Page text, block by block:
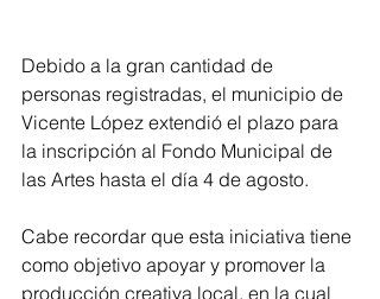
Debido a la gran cantidad de
personas registradas, el municipio de
Vicente López extendió el plazo para
la inscripción al Fondo Municipal de
las Artes hasta el día 4 de agosto.
Cabe recordar que esta iniciativa tiene
como objetivo apoyar y promover la
producción creativa local, en la cual